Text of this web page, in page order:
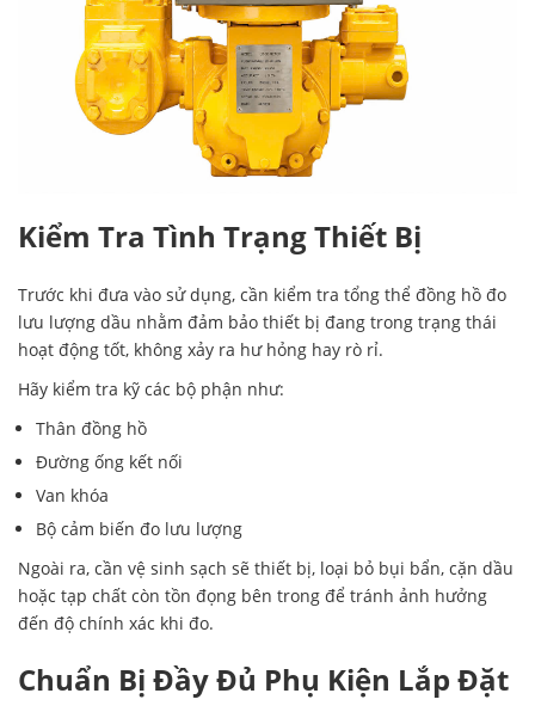
Kiểm Tra Tình Trạng Thiết Bị
Trước khi đưa vào sử dụng, cần kiểm tra tổng thể đồng hồ đo
lưu lượng dầu nhằm đảm bảo thiết bị đang trong trạng thái
hoạt động tốt, không xảy ra hư hỏng hay rò rỉ.
Hãy kiểm tra kỹ các bộ phận như:
Thân đồng hồ
Đường ống kết nối
Van khóa
Bộ cảm biến đo lưu lượng
Ngoài ra, cần vệ sinh sạch sẽ thiết bị, loại bỏ bụi bẩn, cặn dầu
hoặc tạp chất còn tồn đọng bên trong để tránh ảnh hưởng
đến độ chính xác khi đo.
Chuẩn Bị Đầy Đủ Phụ Kiện Lắp Đặt